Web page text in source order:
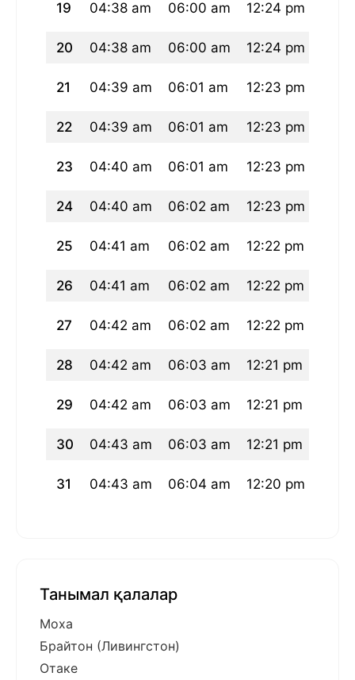
19 04:38 am 06:00 am 12:24 pm
20 04:38 am 06:00 am 12:24 pm
21 04:39 am 06:01 am 12:23 pm
22 04:39 am 06:01 am 12:23 pm
23 04:40 am 06:01 am 12:23 pm
24 04:40 am 06:02 am 12:23 pm
25 04:41 am 06:02 am 12:22 pm
26 04:41 am 06:02 am 12:22 pm
27 04:42 am 06:02 am 12:22 pm
28 04:42 am 06:03 am 12:21 pm
29 04:42 am 06:03 am 12:21 pm
30 04:43 am 06:03 am 12:21 pm
31 04:43 am 06:04 am 12:20 pm
Танымал қалалар
Моха
Брайтон (Ливингстон)
Отаке